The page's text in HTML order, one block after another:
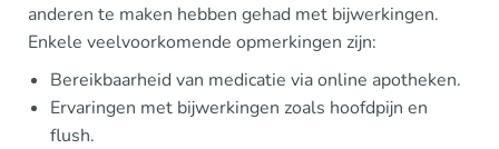
anderen te maken hebben gehad met bijwerkingen.
Enkele veelvoorkomende opmerkingen zijn:
Bereikbaarheid van medicatie via online apotheken.
Ervaringen met bijwerkingen zoals hoofdpijn en
flush.